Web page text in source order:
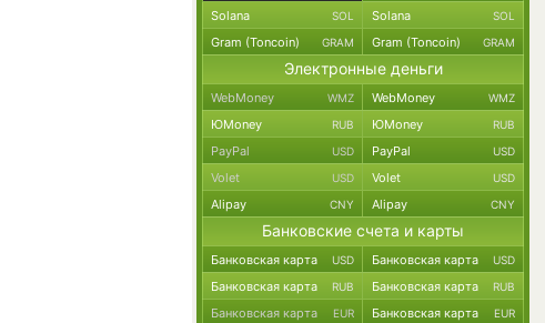
Solana SOL Solana SOL
Gram (Toncoin) GRAM Gram (Toncoin) GRAM
Электронные деньги
WebMoney WMZ WebMoney WMZ
ЮMoney RUB ЮMoney RUB
PayPal USD PayPal USD
Volet USD Volet USD
Alipay CNY Alipay CNY
Банковские счета и карты
Банковская карта USD Банковская карта USD
Банковская карта RUB Банковская карта RUB
Банковская карта EUR Банковская карта EUR